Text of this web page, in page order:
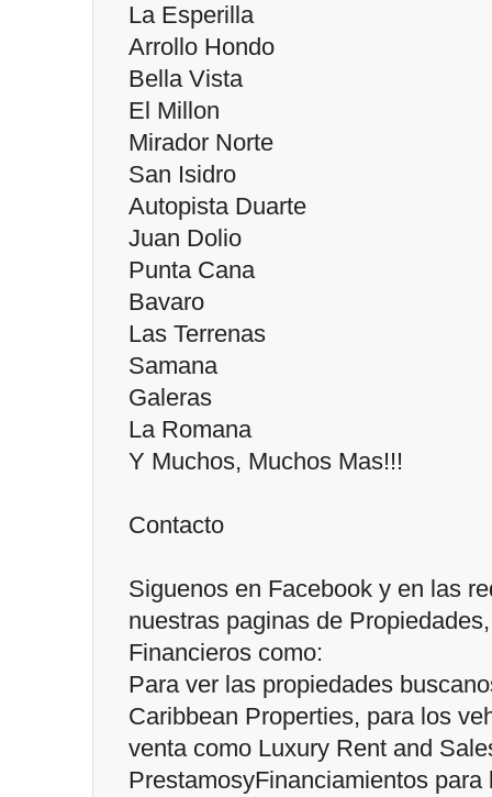
La Esperilla
Arrollo Hondo
Bella Vista
El Millon
Mirador Norte
San Isidro
Autopista Duarte
Juan Dolio
Punta Cana
Bavaro
Las Terrenas
Samana
Galeras
La Romana
Y Muchos, Muchos Mas!!!
Contacto
Siguenos en Facebook y en las
nuestras paginas de
Financieros como:
Para ver las propiedades
Caribbean Properties, para los
venta como Luxury Rent and
PrestamosyFinanciamientos para